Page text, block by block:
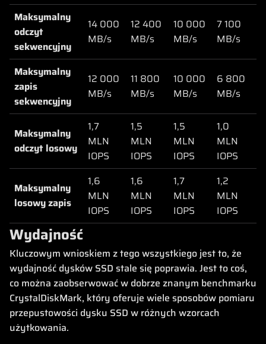
Maksymalny
odczyt
sekwencyjny
14 000
MB/s
12 400
MB/s
10 000
MB/s
7 100
MB/s
Maksymalny
zapis
sekwencyjny
12 000
MB/s
11 800
MB/s
10 000
MB/s
6 800
MB/s
Maksymalny
odczyt losowy
1,7
MLN
IOPS
1,5
MLN
IOPS
1,5
MLN
IOPS
1,0
MLN
IOPS
Maksymalny
losowy zapis
1,6
MLN
IOPS
1,6
MLN
IOPS
1,7
MLN
IOPS
1,2
MLN
IOPS
Wydajność
Kluczowym wnioskiem z tego wszystkiego jest to, że
wydajność dysków SSD stale się poprawia. Jest to coś,
co można zaobserwować w dobrze znanym benchmarku
CrystalDiskMark, który oferuje wiele sposobów pomiaru
przepustowości dysku SSD w różnych wzorcach
użytkowania.